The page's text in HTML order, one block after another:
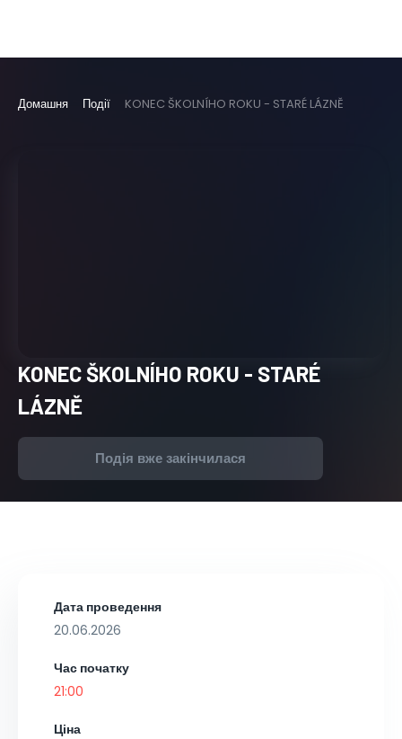
Домашня Події KONEC ŠKOLNÍHO ROKU - STARÉ LÁZNĚ
KONEC ŠKOLNÍHO ROKU - STARÉ
LÁZNĚ
Подія вже закінчилася
Дата проведення
20.06.2026
Час початку
21:00
Ціна